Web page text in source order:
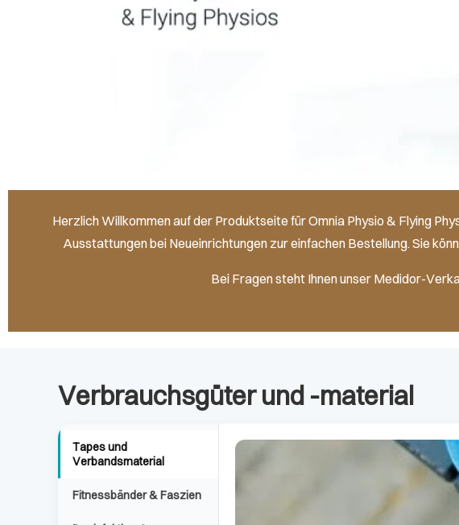
Herzlich Willkommen auf der Produktseite für Omnia Physio & Flying
Ausstattungen bei Neueinrichtungen zur einfachen Bestellung. Sie
Bei Fragen steht Ihnen unser Medidor-
Verbrauchsgüter und -material
Tapes und
Verbandsmaterial
Fitnessbänder & Faszien